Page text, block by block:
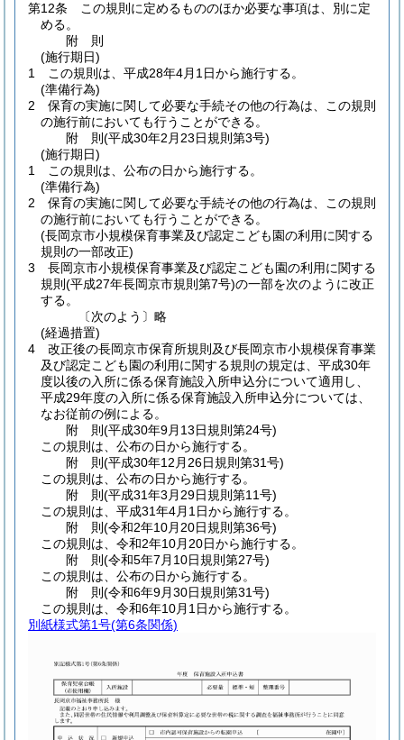
第12条
この規則に定めるもののほか必要な事項は、別に定
める。
附 則
(施行期日)
1
この規則は、平成28年4月1日から施行する。
(準備行為)
2
保育の実施に関して必要な手続その他の行為は、この規則
の施行前においても行うことができる。
附 則(平成30年2月23日規則第3号)
(施行期日)
1
この規則は、公布の日から施行する。
(準備行為)
2
保育の実施に関して必要な手続その他の行為は、この規則
の施行前においても行うことができる。
(長岡京市小規模保育事業及び認定こども園の利用に関する
規則の一部改正)
3
長岡京市小規模保育事業及び認定こども園の利用に関する
規則 (平成27年長岡京市規則第7号)の一部を次のように改正
する。
〔次のよう〕略
(経過措置)
4
改正後の長岡京市保育所規則及び長岡京市小規模保育事業
及び認定こども園の利用に関する規則の規定は、平成30年
度以後の入所に係る保育施設入所申込分について適用し、
平成29年度の入所に係る保育施設入所申込分については、
なお従前の例による。
附 則(平成30年9月13日規則第24号)
この規則は、公布の日から施行する。
附 則(平成30年12月26日規則第31号)
この規則は、公布の日から施行する。
附 則(平成31年3月29日規則第11号)
この規則は、平成31年4月1日から施行する。
附 則(令和2年10月20日規則第36号)
この規則は、令和2年10月20日から施行する。
附 則(令和5年7月10日規則第27号)
この規則は、公布の日から施行する。
附 則(令和6年9月30日規則第31号)
この規則は、令和6年10月1日から施行する。
別紙様式第1号(第6条関係)